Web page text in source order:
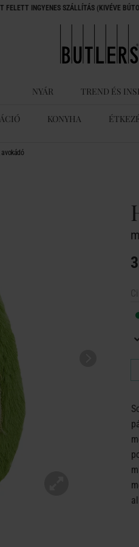
FELETT INGYENES SZÁLLÍTÁS (KIVÉVE
NYÁR TREND ÉS
KONYHA
avokádó